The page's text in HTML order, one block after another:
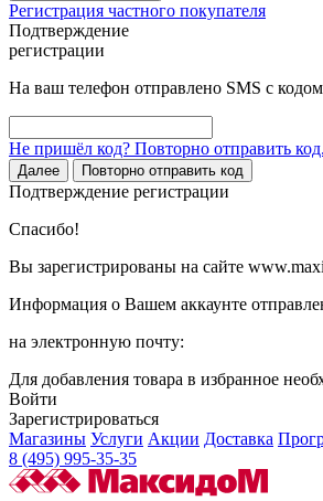
Регистрация частного покупателя
Подтверждение
регистрации
На ваш телефон отправлено SMS с
Не пришёл код? Повторно отправить код.
Далее Повторно отправить код
Подтверждение регистрации
Спасибо!
Вы зарегистрированы на сайте
Информация о Вашем аккаунте
на электронную почту:
Для добавления товара в избранное
Войти
Зарегистрироваться
Магазины Услуги Акции Доставка
8 (495) 995-35-35